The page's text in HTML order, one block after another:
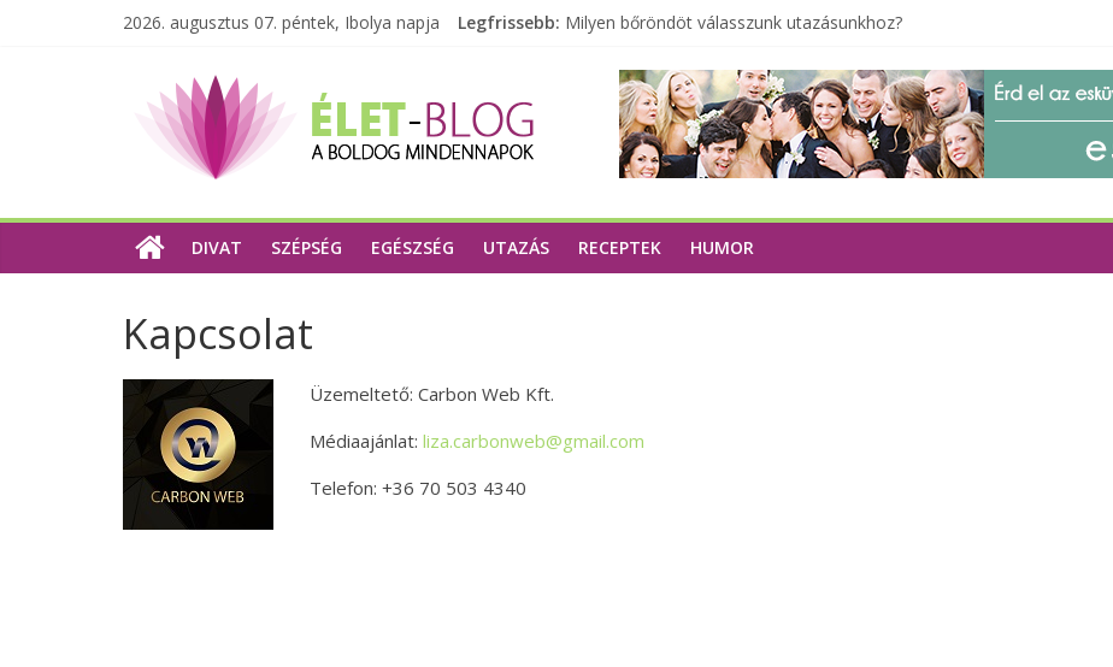
2026. augusztus 07. péntek, Ibolya napja Legfrissebb: Milyen bőröndöt válasszunk utazásunkhoz?
Tartalék ajándék, amit szívesen megtartasz magadnak
Különleges tömörfa ládák Indiából
A zöld forradalom: A mosó- és parfümtermékek környezetbarát
DIVAT SZÉPSÉG EGÉSZSÉG UTAZÁS RECEPTEK HUMOR
Kapcsolat
Üzemeltető: Carbon Web Kft.
Médiaajánlat: liza.carbonweb@gmail.com
Telefon: +36 70 503 4340